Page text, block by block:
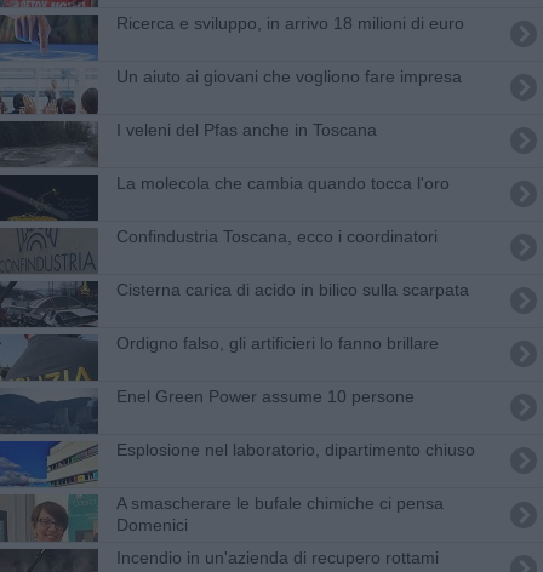
​Ricerca e sviluppo, in arrivo 18 milioni di euro
Un aiuto ai giovani che vogliono fare impresa
I veleni del Pfas anche in Toscana
La molecola che cambia quando tocca l'oro
Confindustria Toscana, ecco i coordinatori
Cisterna carica di acido in bilico sulla scarpata
Ordigno falso, gli artificieri lo fanno brillare
Enel Green Power assume 10 persone
Esplosione nel laboratorio, dipartimento chiuso
A smascherare le bufale chimiche ci pensa
Domenici
Incendio in un'azienda di recupero rottami